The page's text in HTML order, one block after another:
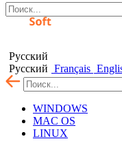
Русский
Русский Français
WINDOWS
MAC OS
LINUX